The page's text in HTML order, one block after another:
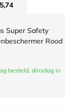
Super Safety
Rood
besteld, dinsdag in